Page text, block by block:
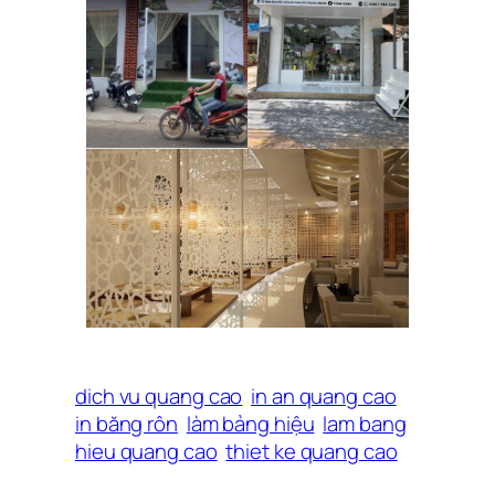
dich vu quang cao in an quang cao
in băng rôn làm bảng hiệu lam bang
hieu quang cao thiet ke quang cao